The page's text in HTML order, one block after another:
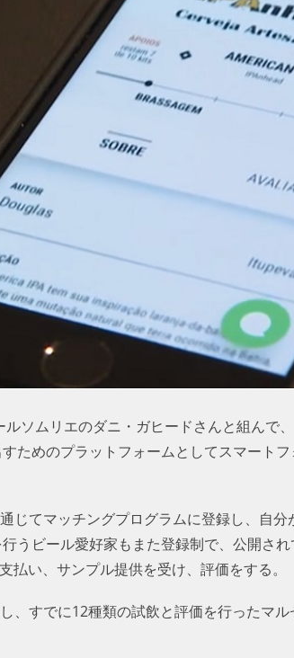
ソムリエのダニ・ガヒードさんと組んで
ためのプラットフォームとしてスマート
じてマッチングプログラムに登録し、自
うビール愛好家もまた登録制で、公開さ
払い、サンプル提供を受け、評価をする。
、すでに12種類の試飲と評価を行ったマ